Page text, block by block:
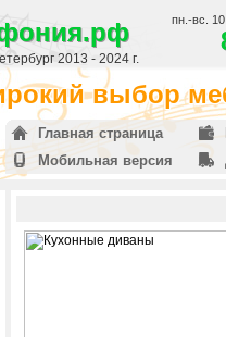
2013 - 2024 г.
пн.-вс.
выбор
Главная страница
Мобильная версия